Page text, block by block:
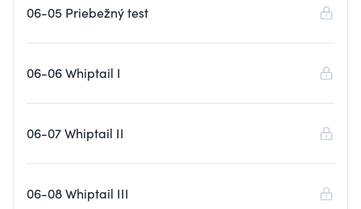
06-05 Priebežný test
06-06 Whiptail I
06-07 Whiptail II
06-08 Whiptail III